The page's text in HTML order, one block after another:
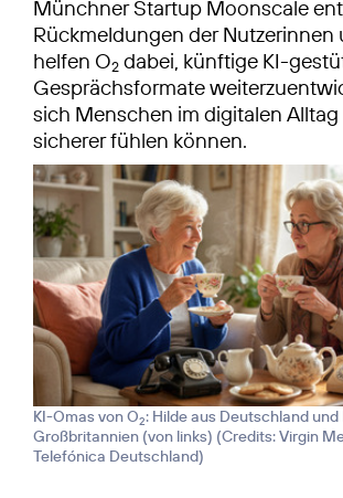
Münchner Startup Moonscale
Rückmeldungen der Nutzerinnen
helfen O2 dabei, künftige KI-
Gesprächsformate
sich Menschen im digitalen
sicherer fühlen können.
KI-Omas von O2: Hilde aus Deutschland und
Großbritannien (von links) (Credits: Virgin
Telefónica Deutschland)